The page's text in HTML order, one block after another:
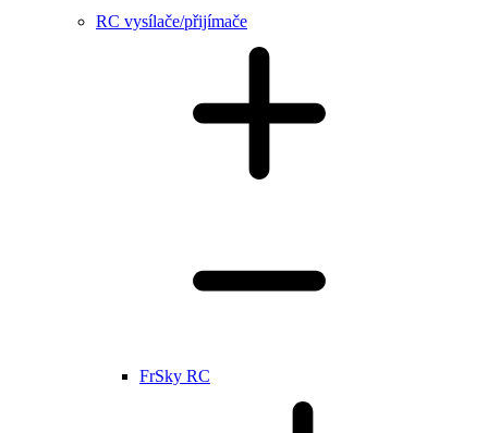
RC vysílače/přijímače
FrSky RC